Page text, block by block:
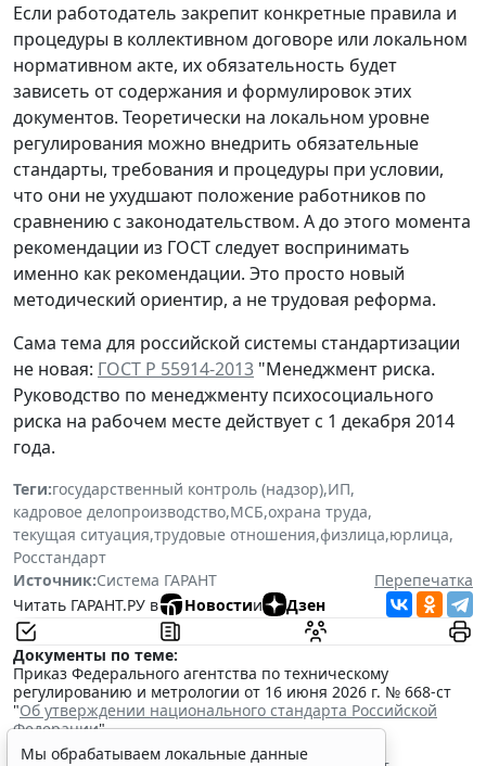
Если работодатель закрепит конкретные правила и
процедуры в коллективном договоре или локальном
нормативном акте, их обязательность будет
зависеть от содержания и формулировок этих
документов. Теоретически на локальном уровне
регулирования можно внедрить обязательные
стандарты, требования и процедуры при условии,
что они не ухудшают положение работников по
сравнению с законодательством. А до этого момента
рекомендации из ГОСТ следует воспринимать
именно как рекомендации. Это просто новый
методический ориентир, а не трудовая реформа.
Сама тема для российской системы стандартизации
не новая: ГОСТ Р 55914-2013 "Менеджмент риска.
Руководство по менеджменту психосоциального
риска на рабочем месте действует с 1 декабря 2014
года.
Теги:государственный контроль (надзор),ИП,
кадровое делопроизводство,МСБ,охрана труда,
текущая ситуация,трудовые отношения,физлица,юрлица,
Росстандарт
Источник:Система ГАРАНТ
Перепечатка
Читать ГАРАНТ.РУ в
Новостии Дзен
Документы по теме:
Приказ Федерального агентства по техническому
регулированию и метрологии от 16 июня 2026 г. № 668-ст
"Об утверждении национального стандарта Российской
Федерации"
Читайте также:
Мы обрабатываем локальные данные